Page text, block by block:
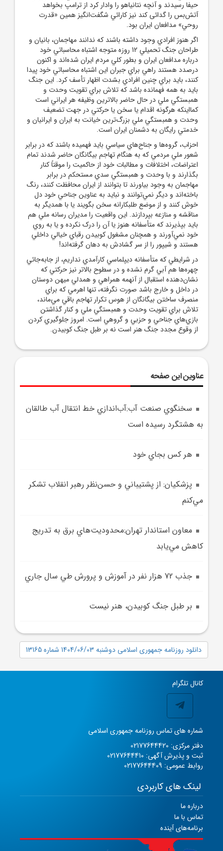
حيفا رسيدند و آنچه نتانياهو را وادار کرد از ترامپ بخواهد
آتش‌بس را گدائی کند نيز کارائي شگفت‌انگيز همين «قدرت
روحي» مدافعان ايران بود.
اگر هنوز افرادي وجود داشته باشند که ندانند مهاجمان، بانيان و
طراحان جنگ تحميلي 12 روزه متوجه اشتباه محاسباتي خود
درباره مدافعان ايران و بطور کلي مردم ايران شده‌اند و اکنون
درصدد هستند راهي براي جبران اين اشتباه محاسباتي خود پيدا
کنند، بايد براي چنين افرادي بشدت اظهار تأسف کرد. اين جنگ
بايد به همه فهمانده باشد که تلاش براي تقويت وحدت و
همبستگي ملي در حال حاضر بالاترين وظيفه هر ايراني است
کمااينکه هرگونه اقدام يا سخن يا حرکتي در جهت تضعيف
وحدت و همبستگي ملي بزرگ‌ترين خيانت به ايران و ايرانيان و
خدمتي رايگان به دشمنان ايران است.
احزاب، گروه‌ها و جناح‌هاي سياسي بايد فهميده باشند که در برابر
شعور ملي مردمي که به هنگام تهاجم بيگانگان حاضر شدند تمام
اعتراضات، اختلافات و مطالبات خود از حاکميت را موقتاً کنار
بگذارند و با وحدت و همبستگي سدي مستحکم در برابر
مهاجمان به وجود بياورند تا بتوانند از ايران محافظت کنند، رنگ
باخته‌اند و ديگر نمي‌توانند و نبايد به عناوين جناحي خود دل
خوش کنند و از موضع طلبکارانه سخن بگويند يا با همديگر به
مناقشه و منازعه بپردازند. اين واقعيت را مديران رسانه ملي هم
بايد بپذيرند که متأسفانه هنوز يا آن را درک نکرده و يا به روي
خود نمي‌آورند و همچنان مشغول کوبيدن رقباي خيالي داخلي
هستند و شيپور را از سر گشادش به دهان گرفته‌اند!
در شرايطي که متأسفانه ديپلماسي کارآمدي نداريم، از جابه‌جائي
چهره‌ها هم آبي گرم نشده و در سطوح بالاتر نيز حرکتي که
نشان‌دهنده استقبال از آنهمه همراهي و همدلي ميهن دوستان
در داخل و خارج باشد صورت نگرفته، تنها اهرمي که براي
منصرف ساختن بيگانگان از هوس تکرار تهاجم باقي مي‌ماند،
تلاش براي تقويت وحدت و همبستگي ملي و کنار گذاشتن
بازي‌هاي جناحي و حزبي و گروهي است. امروز جلوگيري کردن
از وقوع مجدد جنگ هنر است نه بر طبل جنگ کوبيدن.
عناوین این صفحه
سخنگوي صنعت آب:آب‌اندازي خط انتقال آب طالقان
به هشتگرد رسيده است
هر کس بجاي خود
پزشکيان: از پشتيباني و حسن‌نظر رهبر انقلاب تشکر
مي‌کنم
معاون استاندار تهران:محدوديت‌هاي برق به تدريج
کاهش مي‌يابد
جذب 72 هزار نفر در آموزش و پرورش طي سال جاري
بر طبل جنگ کوبيدن، هنر نيست
دانلود روزنامه جمهوری اسلامی دوشنبه 1404/06/03 شماره 13165
کانال تلگرام
شماره های تماس روزنامه جمهوری اسلامی
دفتر مرکزی: 02177644420
ثبت و پذیرش آگهی: 02177644410
روابط عمومی: 02177644409
لینک های کاربردی
درباره ما
تماس با ما
برنامه‌های آینده